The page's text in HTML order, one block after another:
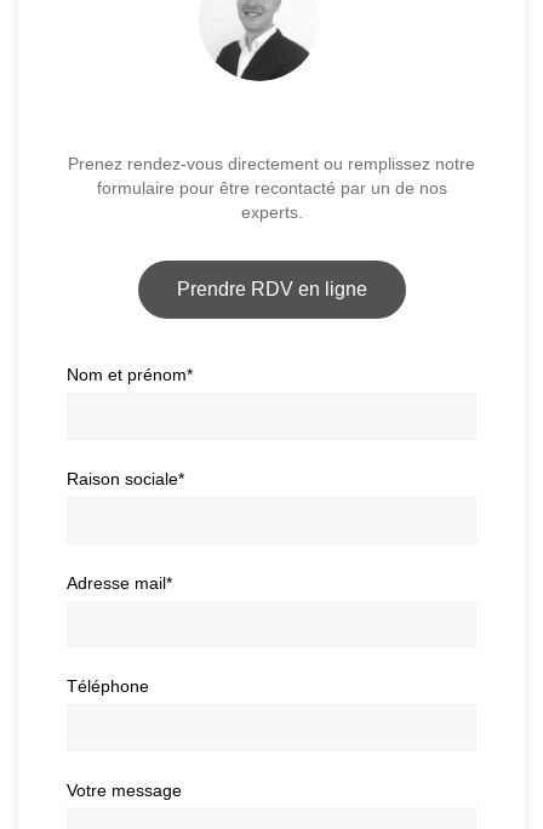
Prenez rendez-vous directement ou remplissez notre
formulaire pour être recontacté par un de nos
experts.
Prendre RDV en ligne
Nom et prénom*
Raison sociale*
Adresse mail*
Téléphone
Votre message